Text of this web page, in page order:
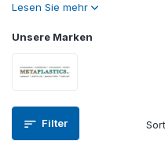
Lesen Sie mehr
Unsere Marken
Filter